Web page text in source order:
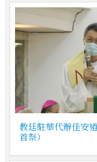
教廷駐華代辦佳安
首祭）